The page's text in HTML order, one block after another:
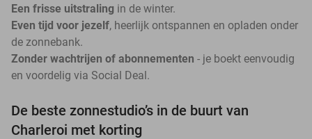
Een frisse uitstraling in de winter.
Even tijd voor jezelf, heerlijk ontspannen en opladen onder
de zonnebank.
Zonder wachtrijen of abonnementen - je boekt eenvoudig
en voordelig via Social Deal.
De beste zonnestudio’s in de buurt van
Charleroi met korting